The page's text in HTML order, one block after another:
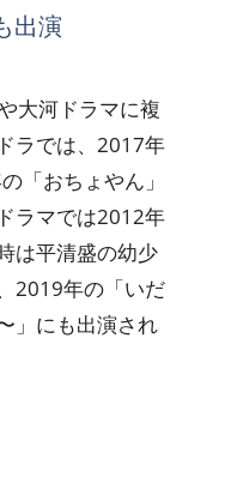
出演
大河ドラマに複
ラでは、2017年
「おちょやん」
ラマでは2012年
は平清盛の幼少
2019年の「いだ
」にも出演され